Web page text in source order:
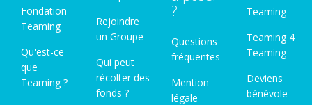
Fondation
Teaming
Qu'est-ce
que
Teaming ?
Rejoindre
un Groupe
Qui peut
récolter des
fonds ?
?
Questions
fréquentes
Mention
légale
Teaming
Teaming 4
Teaming
Deviens
bénévole